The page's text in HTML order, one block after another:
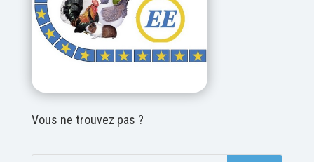
Vous ne trouvez pas ?